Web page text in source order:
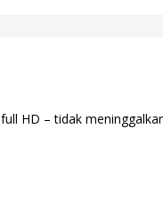
HD – tidak